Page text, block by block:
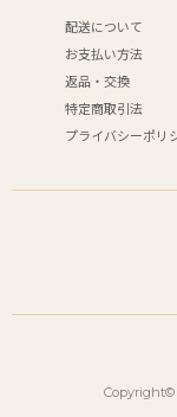
配送について
お支払い方法
返品・交換
特定商取引法
プライバシーポリ
Copyright©